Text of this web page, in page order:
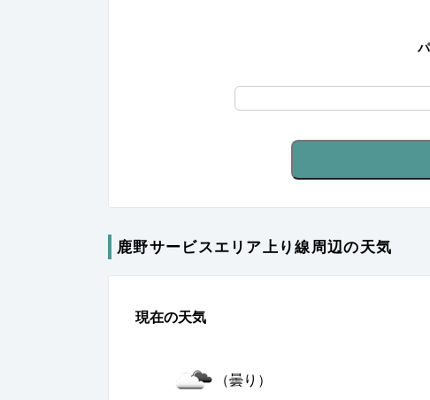
鹿野サービスエリア上り線周辺の天気
現在の天気
（曇り）